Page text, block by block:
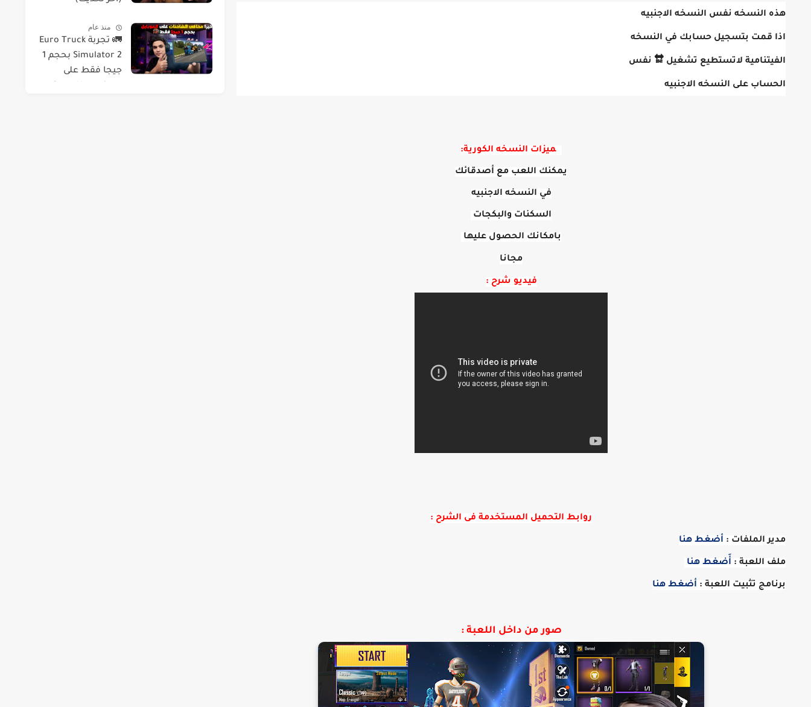
هذه النسخه نفس النسخه الاجنبيه
اذا قمت بتسجيل حسابك في النسخه
الفيتنامية لاتستطيع تشغيل 🔛 نفس
الحساب على النسخه الاجنبيه
ميزات النسخه الكورية:
يمكنك اللعب مع أصدقائك
في النسخه الاجنبيه
السكنات والبكجات
بامكانك الحصول عليها
مجانا
فيديو شرح :
روابط التحميل المستخدمة فى الشرح :
مدير الملفات : أضغط هنا
ملف اللعبة : أَضغط هنا
برنامج تثبيت اللعبة : أضغط هنا
صور من داخل اللعبة :
منذ عام
🚛 تجربة Euro Truck
Simulator 2 بحجم 1
جيجا فقط على